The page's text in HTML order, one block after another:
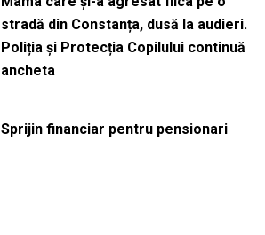
stradă din Constanța, dusă la audieri.
Poliția și Protecția Copilului continuă
ancheta
Sprijin financiar pentru pensionari